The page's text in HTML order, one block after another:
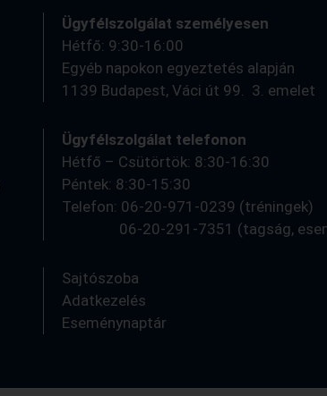
Ügyfélszolgálat személyesen
Hétfő: 9:30-16:00
Egyéb napokon egyeztetés alapján
1139 Budapest, Váci út 99. 3. emelet
Ügyfélszolgálat telefonon
Hétfő – Csütörtök: 8:30-16:30
Péntek: 8:30-15:30
Telefon: 06-20-971-0239 (tréningek)
06-20-291-7351 (tagság,
Sajtószoba
Adatkezelés
Eseménynaptár